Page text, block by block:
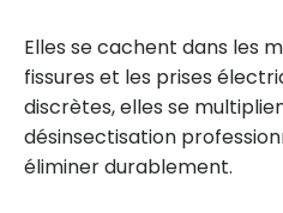
Elles se cachent dans les
fissures et les prises
discrètes, elles se
désinsectisation
éliminer durablement.